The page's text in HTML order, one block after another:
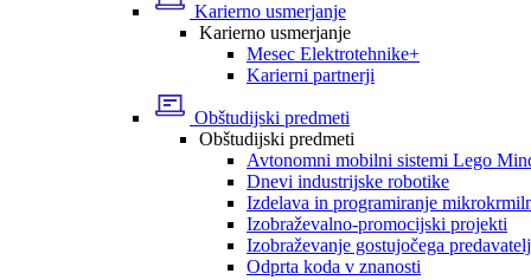
Karierno usmerjanje
Karierno usmerjanje
Mesec Elektrotehnike+
Karierni partnerji
Obštudijski predmeti
Obštudijski predmeti
Avtonomni mobilni sistemi Lego
Dnevi industrijske robotike
Izdelava in programiranje
Izobraževalno-promocijski projekti
Izobraževanje gostujočega
Odprta koda v znanosti